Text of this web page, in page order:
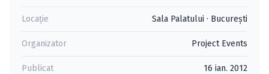
Locație Sala Palatului · Bucureşti
Organizator Project Events
Publicat 16 ian. 2012